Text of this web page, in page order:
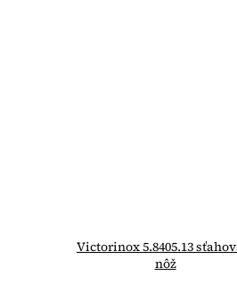
Victorinox 5.8405.13
nôž